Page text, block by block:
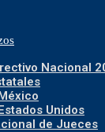
Nacional
Unidos
de Jueces